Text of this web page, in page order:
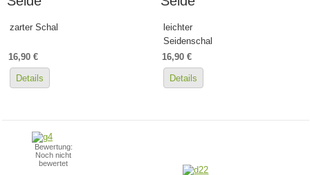
zarter Schal
16,90 €
Details
leichter
Seidenschal
16,90 €
Details
Bewertung:
Noch nicht
bewertet